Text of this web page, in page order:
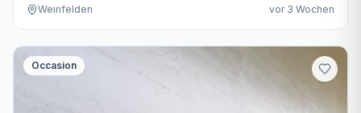
Weinfelden vor 3 Wochen
Occasion